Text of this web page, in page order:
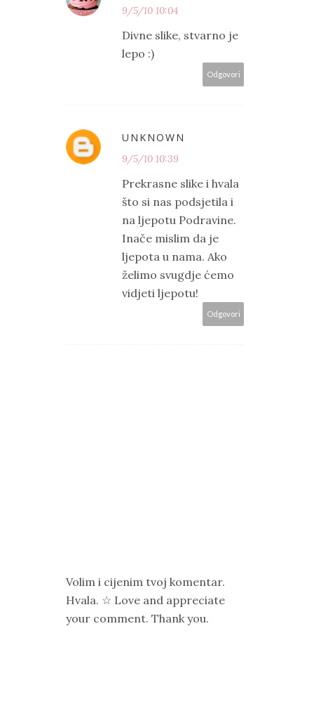
9/5/10 10:04
Divne slike, stvarno je
lepo :)
Odgovori
UNKNOWN
9/5/10 10:39
Prekrasne slike i hvala
što si nas podsjetila i
na ljepotu Podravine.
Inače mislim da je
ljepota u nama. Ako
želimo svugdje ćemo
vidjeti ljepotu!
Odgovori
Volim i cijenim tvoj komentar.
Hvala. ☆ Love and appreciate
your comment. Thank you.